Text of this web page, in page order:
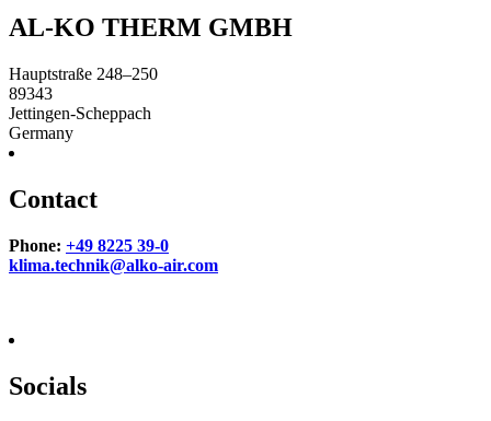
AL-KO THERM GMBH
Hauptstraße 248–250
89343
Jettingen-Scheppach
Germany
Contact
Phone: +49 8225 39-0
klima.technik@alko-air.com
Socials